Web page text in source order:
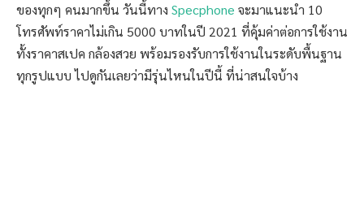
ของทุกๆ คนมากขึ้น วันนี้ทาง Specphone จะมาแนะนำ 10
โทรศัพท์ราคาไม่เกิน 5000 บาทในปี 2021 ที่คุ้มค่าต่อการใช้งาน
ทั้งราคาสเปค กล้องสวย พร้อมรองรับการใช้งานในระดับพื้นฐาน
ทุกรูปแบบ ไปดูกันเลยว่ามีรุ่นไหนในปีนี้ ที่น่าสนใจบ้าง